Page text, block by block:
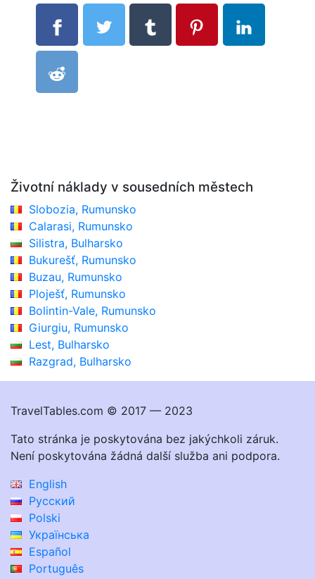
Životní náklady v sousedních městech
Slobozia, Rumunsko
Calarasi, Rumunsko
Silistra, Bulharsko
Bukurešť, Rumunsko
Buzau, Rumunsko
Ploješť, Rumunsko
Bolintin-Vale, Rumunsko
Giurgiu, Rumunsko
Lest, Bulharsko
Razgrad, Bulharsko
TravelTables.com © 2017 — 2023
Tato stránka je poskytována bez jakýchkoli záruk.
Není poskytována žádná další služba ani podpora.
English
Русский
Polski
Українська
Español
Português